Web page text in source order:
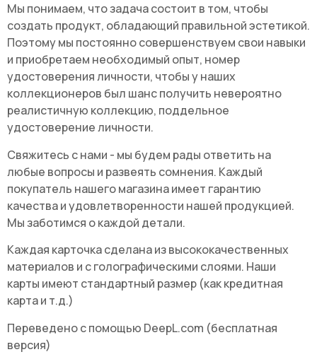
Мы понимаем, что задача состоит в том, чтобы
создать продукт, обладающий правильной эстетикой.
Поэтому мы постоянно совершенствуем свои навыки
и приобретаем необходимый опыт, номер
удостоверения личности, чтобы у наших
коллекционеров был шанс получить невероятно
реалистичную коллекцию, поддельное
удостоверение личности.
Свяжитесь с нами - мы будем рады ответить на
любые вопросы и развеять сомнения. Каждый
покупатель нашего магазина имеет гарантию
качества и удовлетворенности нашей продукцией.
Мы заботимся о каждой детали.
Каждая карточка сделана из высококачественных
материалов и с голографическими слоями. Наши
карты имеют стандартный размер (как кредитная
карта и т.д.)
Переведено с помощью DeepL.com (бесплатная
версия)